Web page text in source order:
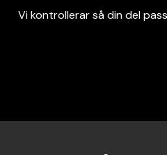
Vi kontrollerar så din del